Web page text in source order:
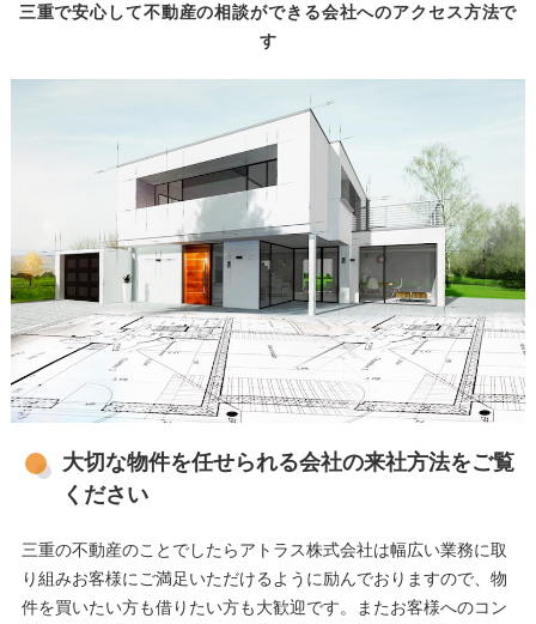
三重で安心して不動産の相談ができる会社へのアクセス方法で
す
大切な物件を任せられる会社の来社方法をご覧
ください
三重の不動産のことでしたらアトラス株式会社は幅広い業務に取
り組みお客様にご満足いただけるように励んでおりますので、物
件を買いたい方も借りたい方も大歓迎です。またお客様へのコン